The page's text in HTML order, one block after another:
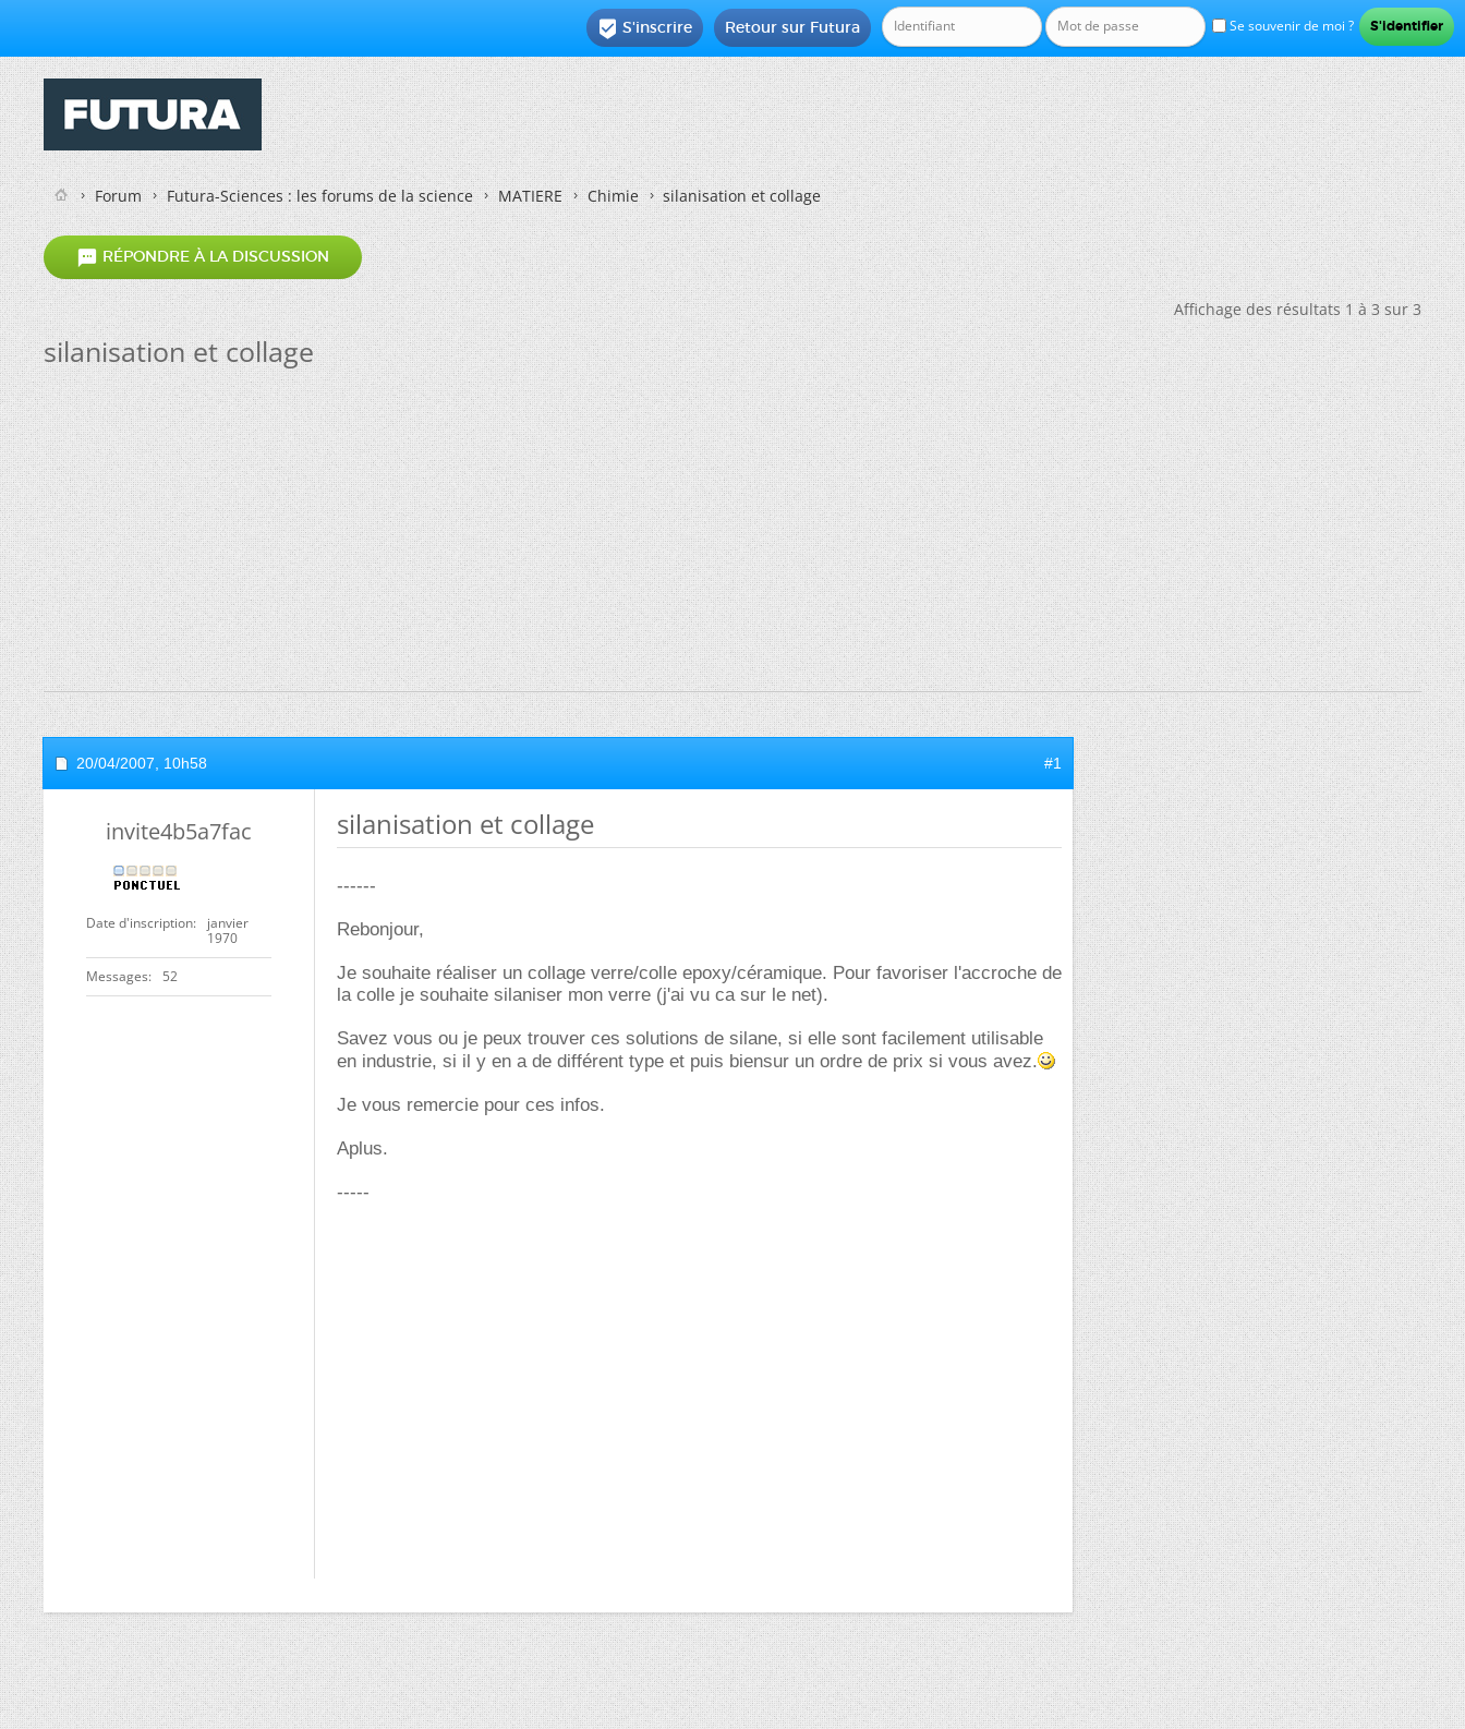
Se souvenir de moi ?
Retour sur Futura
 S'inscrire
Forum Futura-Sciences : les forums de la science MATIERE Chimie silanisation et collage
 RÉPONDRE À LA DISCUSSION
Affichage des résultats 1 à 3 sur 3
silanisation et collage
20/04/2007, 10h58 #1
invite4b5a7fac
Date d'inscription
janvier
1970
Messages 52
silanisation et collage
------
Rebonjour,
Je souhaite réaliser un collage verre/colle epoxy/céramique. Pour favoriser l'accroche de
la colle je souhaite silaniser mon verre (j'ai vu ca sur le net).
Savez vous ou je peux trouver ces solutions de silane, si elle sont facilement utilisable
en industrie, si il y en a de différent type et puis biensur un ordre de prix si vous avez.
Je vous remercie pour ces infos.
Aplus.
-----